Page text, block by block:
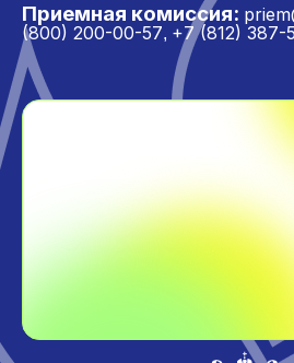
Приемная комиссия:
(800) 200-00-57, +7 (812) 387-